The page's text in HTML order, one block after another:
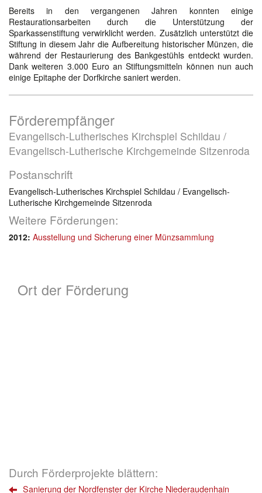
Bereits in den vergangenen Jahren konnten einige
Restaurationsarbeiten durch die Unterstützung der
Sparkassenstiftung verwirklicht werden. Zusätzlich unterstützt die
Stiftung in diesem Jahr die Aufbereitung historischer Münzen, die
während der Restaurierung des Bankgestühls entdeckt wurden.
Dank weiteren 3.000 Euro an Stiftungsmitteln können nun auch
einige Epitaphe der Dorfkirche saniert werden.
Förderempfänger
Evangelisch-Lutherisches Kirchspiel Schildau /
Evangelisch-Lutherische Kirchgemeinde Sitzenroda
Postanschrift
Evangelisch-Lutherisches Kirchspiel Schildau / Evangelisch-
Lutherische Kirchgemeinde Sitzenroda
Weitere Förderungen:
2012: Ausstellung und Sicherung einer Münzsammlung
Ort der Förderung
Durch Förderprojekte blättern:
Sanierung der Nordfenster der Kirche Niederaudenhain